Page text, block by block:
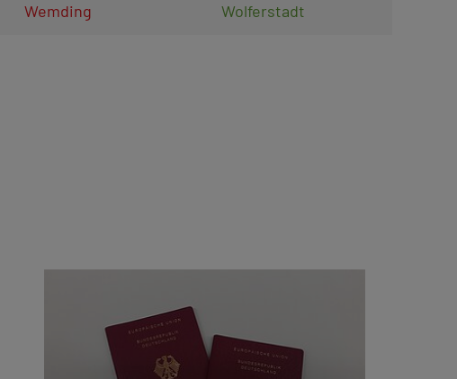
Wemding Wolferstadt